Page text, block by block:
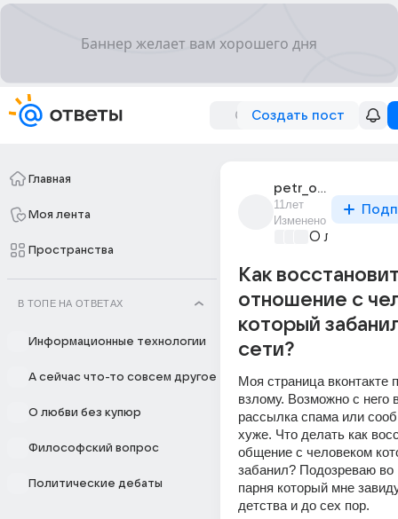
Создать пост
Главная
Моя лента
Пространства
В ТОПЕ НА ОТВЕТАХ
Информационные технологии
А сейчас что-то совсем другое
О любви без купюр
Философский вопрос
Политические дебаты
petr_osipov_25
11лет
Изменено
О любви без
Как
отношение с
который
сети?
Моя страница вконтакте
взлому. Возможно с него
рассылка спама или
хуже. Что делать как
общение с человеком
забанил? Подозреваю во
парня который мне
детства и до сех пор.